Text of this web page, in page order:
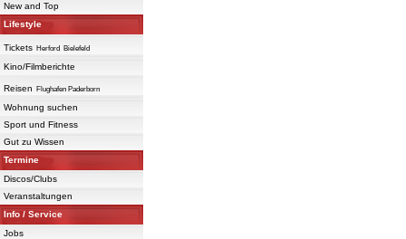
New and Top
Lifestyle
Tickets Herford Bielefeld
Kino/Filmberichte
Reisen Flughafen Paderborn
Wohnung suchen
Sport und Fitness
Gut zu Wissen
Termine
Discos/Clubs
Veranstaltungen
Info / Service
Jobs